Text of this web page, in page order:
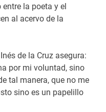
la poeta y el
al acervo de la
de la Cruz asegura:
por mi voluntad, sino
tal manera, que no me
sino es un papelillo